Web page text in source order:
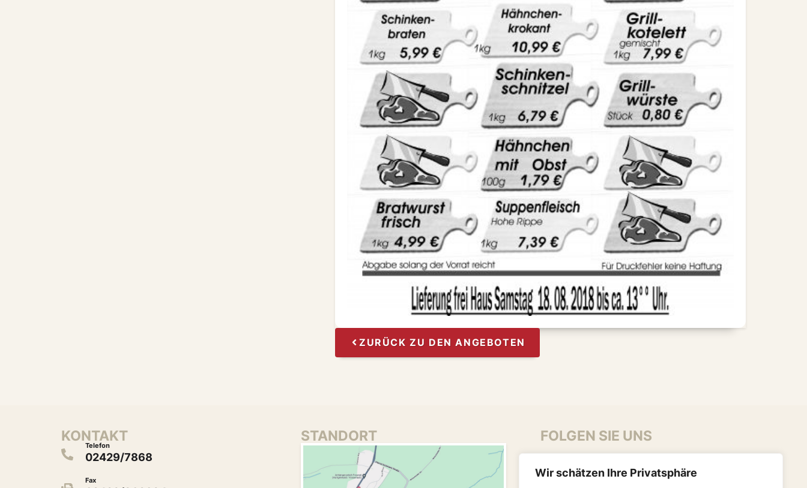
Wir schätzen Ihre Privatsphäre
ZURÜCK ZU DEN ANGEBOTEN
KONTAKT
Telefon
02429/7868
Fax
STANDORT FOLGEN SIE UNS